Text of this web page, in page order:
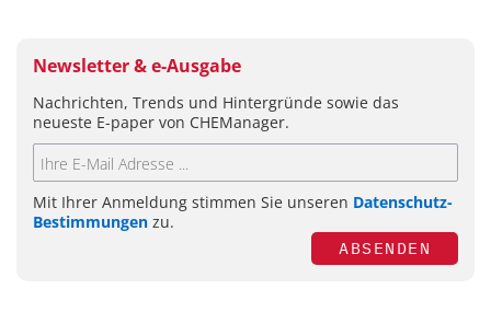
Newsletter & e-Ausgabe
Nachrichten, Trends und Hintergründe sowie das
neueste E-paper von CHEManager.
Mit Ihrer Anmeldung stimmen Sie unseren Datenschutz-
Bestimmungen zu.
ABSENDEN